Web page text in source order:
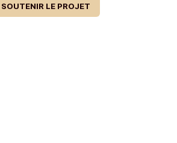
SOUTENIR LE PROJET